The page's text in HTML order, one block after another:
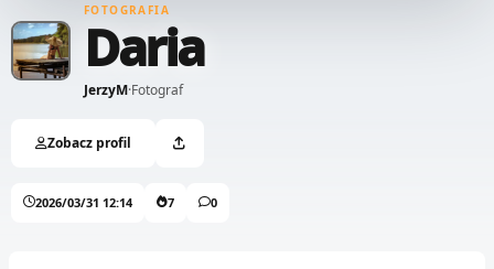
FOTOGRAFIA
Daria
JerzyM·Fotograf
Zobacz profil
2026/03/31 12:14 7 0